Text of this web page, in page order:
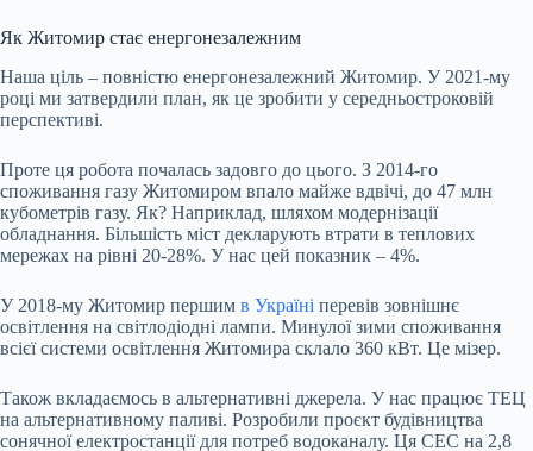
Як Житомир стає енергонезалежним
Наша ціль – повністю енергонезалежний Житомир. У 2021-му
році ми затвердили план, як це зробити у середньостроковій
перспективі.
Проте ця робота почалась задовго до цього. З 2014-го
споживання газу Житомиром впало майже вдвічі, до 47 млн
кубометрів газу. Як? Наприклад, шляхом модернізації
обладнання. Більшість міст декларують втрати в теплових
мережах на рівні 20-28%. У нас цей показник – 4%.
У 2018-му Житомир першим в Україні перевів зовнішнє
освітлення на світлодіодні лампи. Минулої зими споживання
всієї системи освітлення Житомира склало 360 кВт. Це мізер.
Також вкладаємось в альтернативні джерела. У нас працює ТЕЦ
на альтернативному паливі. Розробили проєкт будівництва
сонячної електростанції для потреб водоканалу. Ця СЕС на 2,8